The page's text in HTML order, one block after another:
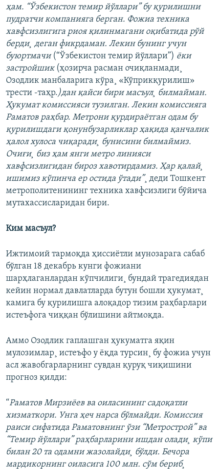
ҳам. “Ўзбекистон темир йўллари” бу қурилишни
пудратчи компанияга берган. Фожиа техника
хавфсизлигига риоя қилинмагани оқибатида рўй
берди¸ деган фикрдаман. Лекин бунинг учун
буюртмачи (“Ўзбекистон темир йўллари”) ëки
застройшик (ҳозирча расман очиқланмади¸
Озодлик манбаларига кўра¸ «Кўприкқурилиш»​
трести -таҳр.)дан қайси бири масъул¸ билмайман.
Ҳукумат комиссияси тузилган. Лекин комиссияга
Раматов раҳбар. Метрони қурдираëтган одам бу
қурилишдаги қонунбузарликлар ҳақида қанчалик
ҳалол хулоса чиқаради¸ бунисини билмаймиз.
Очиғи¸ биз ҳам янги метро линияси
хавфсизлигидан бироз хавотирдамиз. Ҳар қалай¸
ишимиз кўпинча ер остида ўтади”¸ деди Тошкент
метрополитенининг техника хавфсизлиги бўйича
мутахассисларидан бири.
Ким масъул?
Ижтимоий тармоқда ҳиссиëтли мунозарага сабаб
бўлган 18 декабрь кунги фожиани
шарҳлаганлардан кўпчилиги¸ бундай трагедиядан
кейин нормал давлатларда бутун бошли ҳукумат¸
камига бу қурилишга алоқадор тизим раҳбарлари
истеъфога чиққан бўлишини айтмоқда.
Аммо Озодлик гаплашган ҳукуматга яқин
мулозимлар¸ истеъфо у ëқда турсин¸ бу фожиа учун
асл жавобгарларнинг сувдан қуруқ чиқишини
прогноз қилди:
“Раматов Мирзиëев ва оиласининг садоқатли
хизматкори. Унга ҳеч нарса бўлмайди. Комиссия
раиси сифатида Раматовнинг ўзи “Метрострой” ва
“Темир йўллари” раҳбарларини ишдан олади¸ кўпи
билан 20 та одамни жазолайди¸ бўлди. Бечора
мардикорнинг оиласига 100 млн. сўм бериб¸